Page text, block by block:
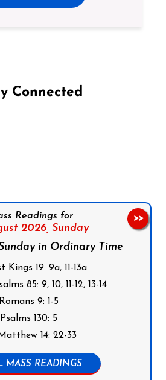
Connected
Readings for
2026, Sunday
in Ordinary Time
Kings 19: 9a, 11-13a
85: 9, 10, 11-12, 13-14
Romans 9: 1-5
Psalms 130: 5
Matthew 14: 22-33
MASS READINGS
>>